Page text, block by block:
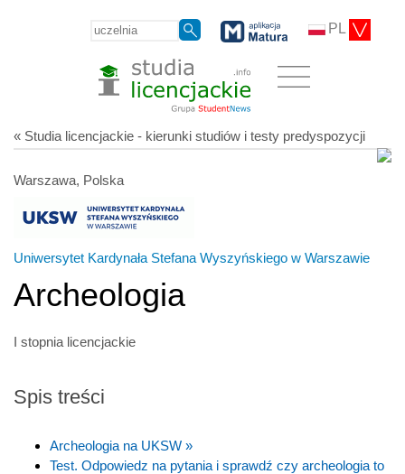
PL
« Studia licencjackie - kierunki studiów i testy predyspozycji
Warszawa, Polska
Uniwersytet Kardynała Stefana Wyszyńskiego w Warszawie
Archeologia
I stopnia licencjackie
Spis treści
Archeologia na UKSW »
Test. Odpowiedz na pytania i sprawdź czy archeologia to